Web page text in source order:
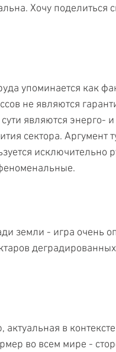
Хочу поделиться
упоминается как
не являются
сути являются энерго-
сектора. Аргумент
исключительно
земли - игра очень
в
во всем мире -